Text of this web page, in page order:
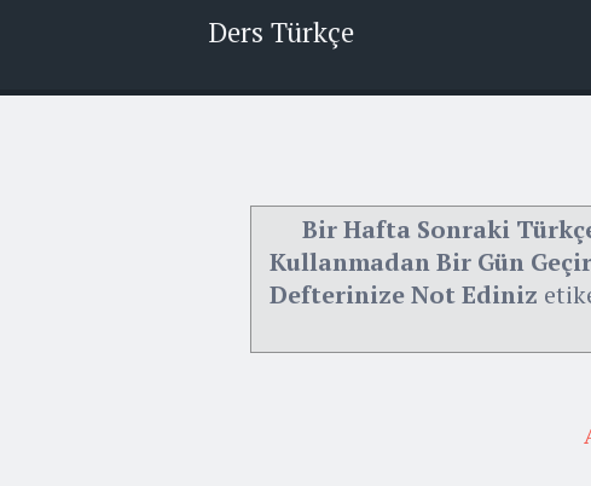
Ders Türkçe
Bir Hafta Sonraki
Kullanmadan Bir Gün
Defterinize Not Ediniz